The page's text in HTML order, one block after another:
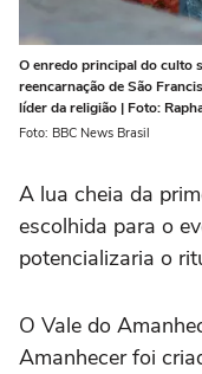
O enredo principal do culto
reencarnação de São
líder da religião | Foto:
Foto: BBC News Brasil
A lua cheia da
escolhida para o
potencializaria o
O Vale do
Amanhecer foi